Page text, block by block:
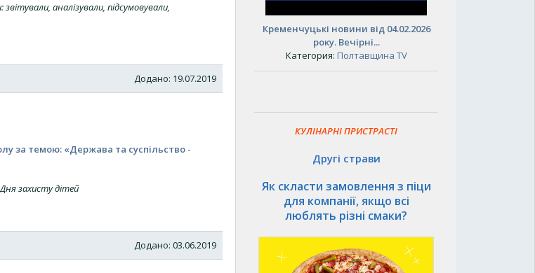
аналізували, підсумовували,
Додано: 19.07.2019
за темою: «Держава та суспільство -
захисту дітей
Додано: 03.06.2019
Кременчуцькі новини від 04.02.2026
року. Вечірні...
Категория: Полтавщина TV
КУЛІНАРНІ ПРИСТРАСТІ
Другі страви
Як скласти замовлення з піци
для компанії, якщо всі
люблять різні смаки?